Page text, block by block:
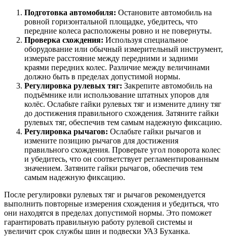
Подготовка автомобиля: Остановите автомобиль на
ровной горизонтальной площадке, убедитесь, что
передние колеса расположены ровно и не повернуты.
Проверка схождения: Используя специальное
оборудование или обычный измерительный инструмент,
измерьте расстояние между передними и задними
краями передних колес. Различие между величинами
должно быть в пределах допустимой нормы.
Регулировка рулевых тяг: Закрепите автомобиль на
подъёмнике или использование штатных упоров для
колёс. Ослабьте гайки рулевых тяг и измените длину тяг
до достижения правильного схождения. Затяните гайки
рулевых тяг, обеспечив тем самым надежную фиксацию.
Регулировка рычагов: Ослабьте гайки рычагов и
измените позицию рычагов для достижения
правильного схождения. Проверьте угол поворота колес
и убедитесь, что он соответствует регламентированным
значением. Затяните гайки рычагов, обеспечив тем
самым надежную фиксацию.
После регулировки рулевых тяг и рычагов рекомендуется
выполнить повторные измерения схождения и убедиться, что
они находятся в пределах допустимой нормы. Это поможет
гарантировать правильную работу рулевой системы и
увеличит срок службы шин и подвески УАЗ Буханка.